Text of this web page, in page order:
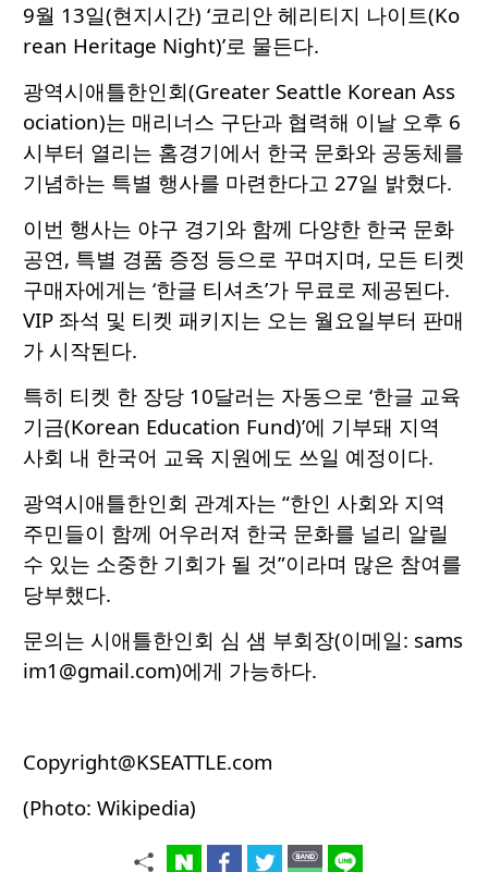
9월 13일(현지시간) ‘코리안 헤리티지 나이트(Ko
rean Heritage Night)’로 물든다.
광역시애틀한인회(Greater Seattle Korean Ass
ociation)는 매리너스 구단과 협력해 이날 오후 6
시부터 열리는 홈경기에서 한국 문화와 공동체를
기념하는 특별 행사를 마련한다고 27일 밝혔다.
이번 행사는 야구 경기와 함께 다양한 한국 문화
공연, 특별 경품 증정 등으로 꾸며지며, 모든 티켓
구매자에게는 ‘한글 티셔츠’가 무료로 제공된다.
VIP 좌석 및 티켓 패키지는 오는 월요일부터 판매
가 시작된다.
특히 티켓 한 장당 10달러는 자동으로 ‘한글 교육
기금(Korean Education Fund)’에 기부돼 지역
사회 내 한국어 교육 지원에도 쓰일 예정이다.
광역시애틀한인회 관계자는 “한인 사회와 지역
주민들이 함께 어우러져 한국 문화를 널리 알릴
수 있는 소중한 기회가 될 것”이라며 많은 참여를
당부했다.
문의는 시애틀한인회 심 샘 부회장(이메일: sams
im1@gmail.com)에게 가능하다.
Copyright@KSEATTLE.com
(Photo: Wikipedia)